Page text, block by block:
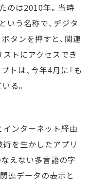
のは2010年。当時
いう名称で、デジタ
タンを押すと、関連
トにアクセスでき
トは、今年4月に「も
る。
インターネット経由
を生かしたアプリ
えない多言語の字
連データの表示と